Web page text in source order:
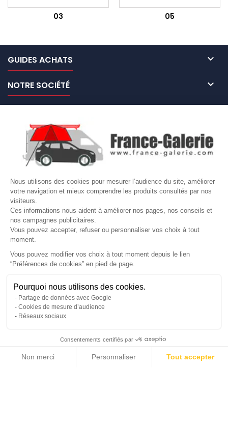
Nous utilisons des cookies pour mesurer l’audience du site, améliorer
votre navigation et mieux comprendre les produits consultés par nos
visiteurs.
Ces informations nous aident à améliorer nos pages, nos conseils et
nos campagnes publicitaires.
Vous pouvez accepter, refuser ou personnaliser vos choix à tout
moment.
Vous pouvez modifier vos choix à tout moment depuis le lien
“Préférences de cookies” en pied de page.
Pourquoi nous utilisons des cookies.
Partage de données avec Google
Cookies de mesure d’audience
Réseaux sociaux
Consentements certifiés par
Non merci Personnaliser Tout accepter
Gérer mes cookies
03 05
GUIDES ACHATS 
NOTRE SOCIÉTÉ 
VOTRE COMPTE 
Site protégé par reCAPTCHA.
LETTRE D'INFORMATIONS
© Copyright 2026 France Galerie. Tous droits reservés.
Cliquez-ici pour modifier vos préférences en matière de cookies